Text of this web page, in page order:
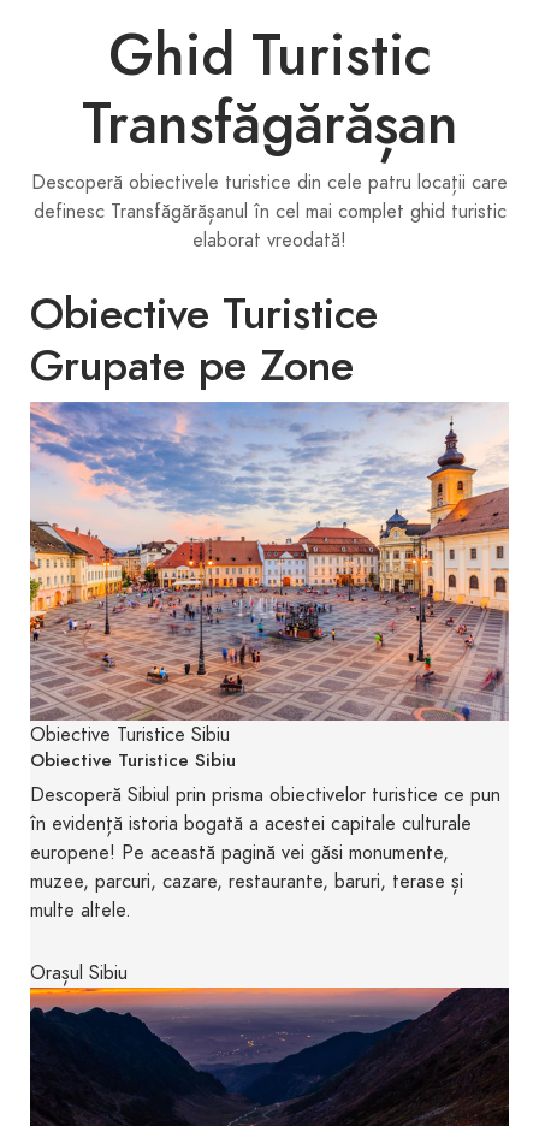
Ghid Turistic
Transfăgărășan
Descoperă obiectivele turistice din cele patru locații care
definesc Transfăgărășanul în cel mai complet ghid turistic
elaborat vreodată!
Obiective Turistice
Grupate pe Zone
Obiective Turistice Sibiu
Obiective Turistice Sibiu
Descoperă Sibiul prin prisma obiectivelor turistice ce pun
în evidență istoria bogată a acestei capitale culturale
europene! Pe această pagină vei găsi monumente,
muzee, parcuri, cazare, restaurante, baruri, terase și
multe altele.
Orașul Sibiu